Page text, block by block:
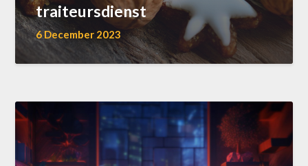
traiteursdienst
6 December 2023